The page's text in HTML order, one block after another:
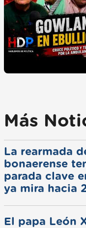
Más
La rearmada
bonaerense
parada clave
ya mira hacia
El papa León